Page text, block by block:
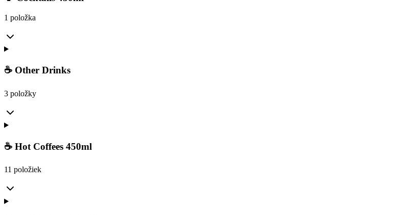
1 položka
☕ Other Drinks
3 položky
☕ Hot Coffees 450ml
11 položiek